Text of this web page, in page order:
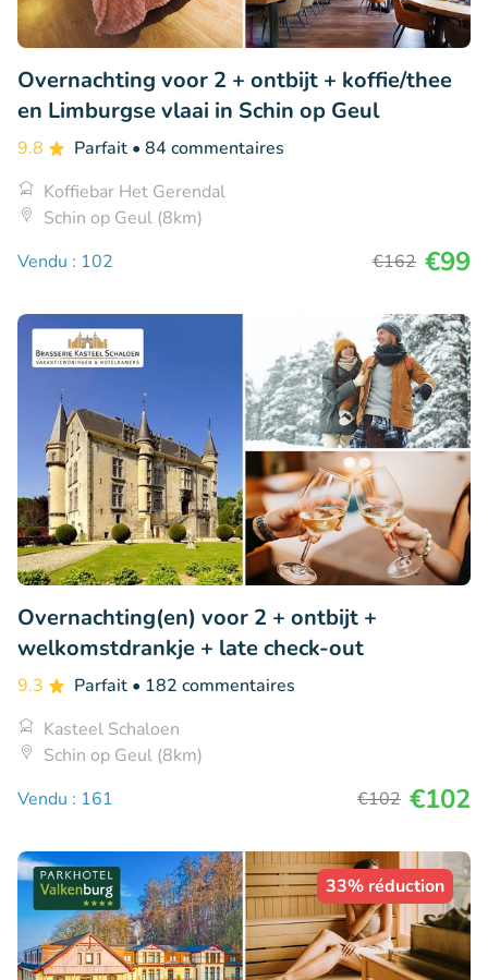
Overnachting voor 2 + ontbijt + koffie/thee
en Limburgse vlaai in Schin op Geul
9.8 Parfait • 84 commentaires
Koffiebar Het Gerendal
Schin op Geul (8km)
Vendu : 102
€162 €99
Overnachting(en) voor 2 + ontbijt +
welkomstdrankje + late check-out
9.3 Parfait • 182 commentaires
Kasteel Schaloen
Schin op Geul (8km)
Vendu : 161
€102 €102
33% réduction